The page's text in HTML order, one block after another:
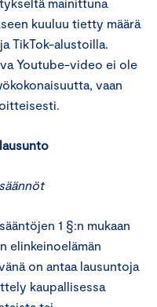
kuuluu tietty määrä
TikTok-alustoilla.
Youtube-video ei ole
vaan
1 §:n mukaan
elinkeinoelämän
on antaa lausuntoja
kaupallisessa